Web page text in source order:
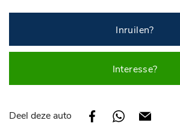
Inruilen?
Interesse?
Deel deze auto